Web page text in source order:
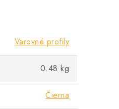
Varovné profily
0.48 kg
Čierna